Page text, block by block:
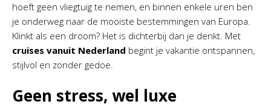
hoeft geen vliegtuig te nemen, en binnen enkele uren ben
je onderweg naar de mooiste bestemmingen van Europa.
Klinkt als een droom? Het is dichterbij dan je denkt. Met
cruises vanuit Nederland begint je vakantie ontspannen,
stijlvol en zonder gedoe.
Geen stress, wel luxe